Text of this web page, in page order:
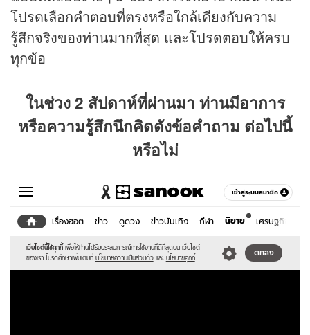
โปรดเลือกคำตอบที่ตรงหรือใกล้เคียงกับความ
รู้สึกจริงของท่านมากที่สุด และโปรดตอบให้ครบ
ทุกข้อ
ในช่วง 2 สัปดาห์ที่ผ่านมา ท่านมีอาการ
หรือความรู้สึกนึกคิดดังข้อคำถาม ต่อไปนี้
หรือไม่